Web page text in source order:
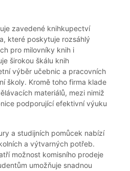
zavedené knihkupectví
které poskytuje rozsáhlý
pro milovníky knih i
širokou škálu knih
výběr učebnic a pracovních
školy. Kromě toho firma klade
materiálů, mezi nimiž
podporující efektivní výuku
a studijních pomůcek nabízí
a výtvarných potřeb.
možnost komisního prodeje
umožňuje snadnou